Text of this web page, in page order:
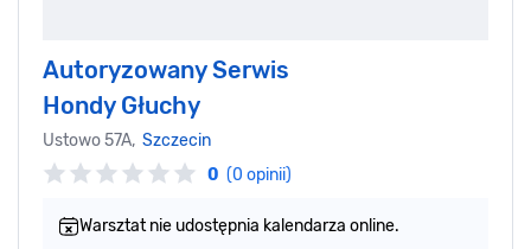
Autoryzowany Serwis
Hondy Głuchy
Ustowo 57A, Szczecin
0 (0 opinii)
Warsztat nie udostępnia kalendarza online.